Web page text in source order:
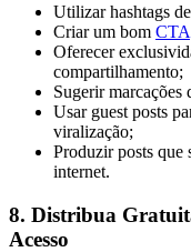
Utilizar hashtags
Criar um bom CTA
Oferecer
compartilhamento;
Sugerir marcações
Usar guest posts
viralização;
Produzir posts que
internet.
8. Distribua
Acesso